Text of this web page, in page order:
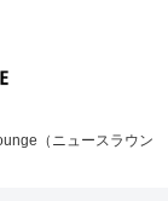
（ニュースラウン